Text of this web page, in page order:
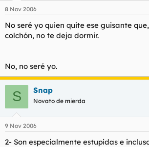
8 Nov 2006
No seré yo quien quite ese guisante
colchón, no te deja dormir.
No, no seré yo.
S Snap
Novato de mierda
9 Nov 2006
2- Son especialmente estupidas e